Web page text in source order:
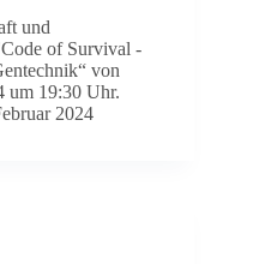
und
of Survival -
von
um 19:30 Uhr.
2024